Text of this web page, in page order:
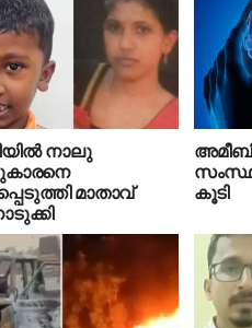
നാലു
മാതാവ് കൂടി